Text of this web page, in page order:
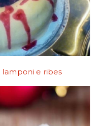
lamponi e ribes